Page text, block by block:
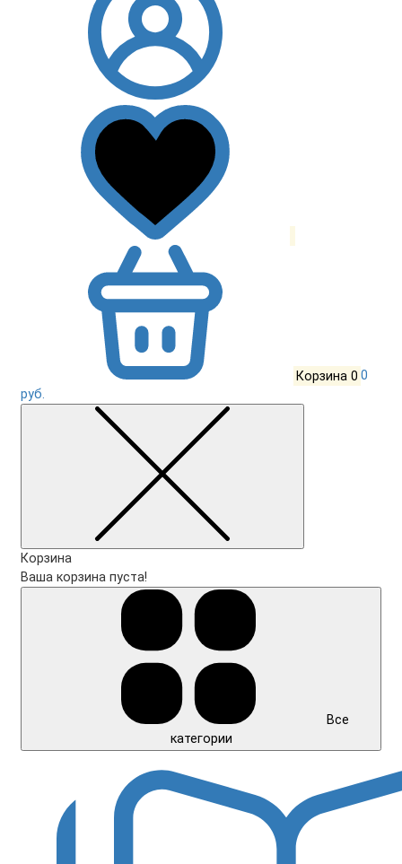
Корзина 0 0
руб.
Корзина
Ваша корзина пуста!
Все
категории